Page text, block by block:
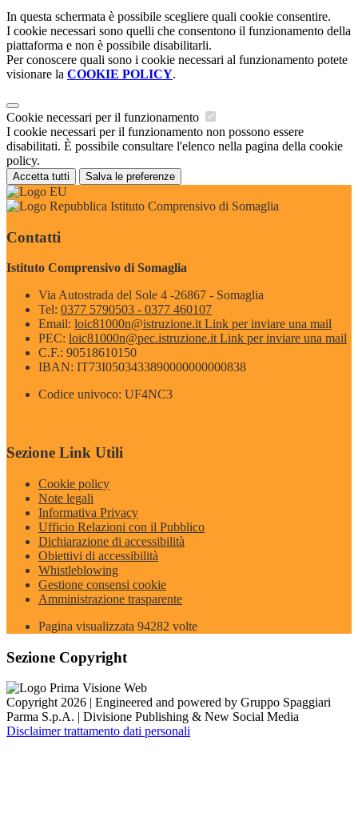
In questa schermata è possibile scegliere quali cookie consentire.
I cookie necessari sono quelli che consentono il funzionamento della
piattaforma e non è possibile disabilitarli.
Per conoscere quali sono i cookie necessari al funzionamento potete
visionare la COOKIE POLICY.
Cookie necessari per il funzionamento
I cookie necessari per il funzionamento non possono essere
disabilitati. È possibile consultare l'elenco nella pagina della cookie
policy.
Accetta tutti Salva le preferenze
Istituto Comprensivo di Somaglia
Contatti
Istituto Comprensivo di Somaglia
Via Autostrada del Sole 4 -26867 - Somaglia
Tel: 0377 5790503 - 0377 460107
Email: loic81000n@istruzione.it Link per inviare una mail
PEC: loic81000n@pec.istruzione.it Link per inviare una mail
C.F.: 90518610150
IBAN: IT73I0503433890000000000838
Codice univoco: UF4NC3
Sezione Link Utili
Cookie policy
Note legali
Informativa Privacy
Ufficio Relazioni con il Pubblico
Dichiarazione di accessibilità
Obiettivi di accessibilità
Whistleblowing
Gestione consensi cookie
Amministrazione trasparente
Pagina visualizzata 94282 volte
Sezione Copyright
Copyright 2026 | Engineered and powered by Gruppo Spaggiari
Parma S.p.A. | Divisione Publishing & New Social Media
Disclaimer trattamento dati personali